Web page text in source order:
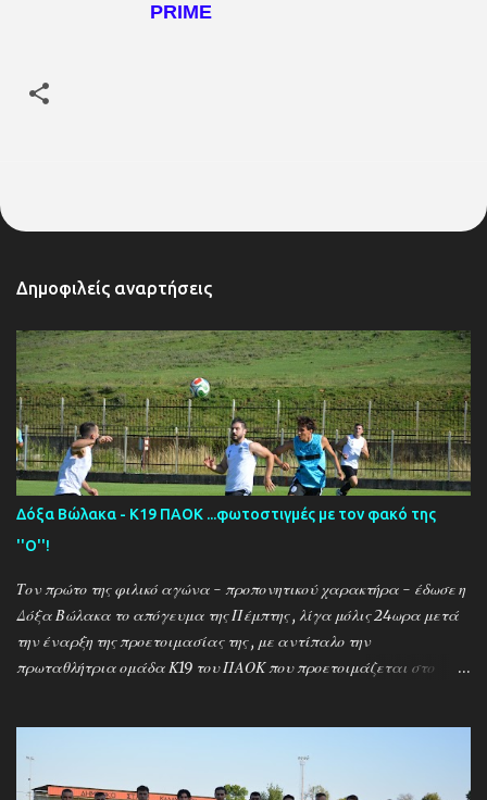
PRIME
Δημοφιλείς αναρτήσεις
Δόξα Βώλακα - Κ19 ΠΑΟΚ ...φωτοστιγμές με τον φακό της
''Ο''!
Τον πρώτο της φιλικό αγώνα - προπονητικού χαρακτήρα - έδωσε η
Δόξα Βώλακα το απόγευμα της Πέμπτης , λίγα μόλις 24ωρα μετά
την έναρξη της προετοιμασίας της , με αντίπαλο την
πρωταθλήτρια ομάδα Κ19 του ΠΑΟΚ που προετοιμάζεται στο
έχουν ως νέο προπονητή τον Μαροκινό πρώην σταρ του ΠΑΟΚ και